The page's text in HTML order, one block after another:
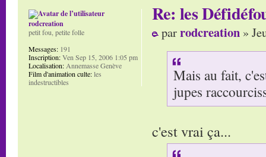
Re: les
parrodcreation »
Mais au fait,
jupes
c'est vrai ça...
rodcreation
petit fou, petite folle
Messages: 191
Inscription:Ven Sep 15, 2006 1:05 pm
Localisation: Annemasse Genève
Film d'animation culte:les
indestructibles